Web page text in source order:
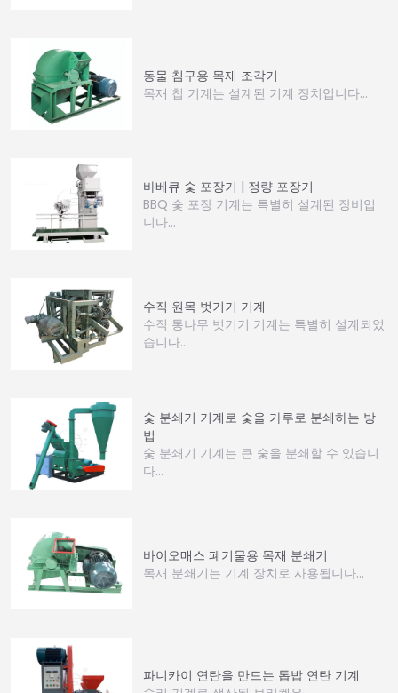
동물 침구용 목재 조각기
목재 칩 기계는 설계된 기계 장치입니다…
바베큐 숯 포장기 | 정량 포장기
BBQ 숯 포장 기계는 특별히 설계된 장비입
니다…
수직 원목 벗기기 기계
수직 통나무 벗기기 기계는 특별히 설계되었
습니다…
숯 분쇄기 기계로 숯을 가루로 분쇄하는 방
법
숯 분쇄기 기계는 큰 숯을 분쇄할 수 있습니
다...
바이오매스 폐기물용 목재 분쇄기
목재 분쇄기는 기계 장치로 사용됩니다…
파니카이 연탄을 만드는 톱밥 연탄 기계